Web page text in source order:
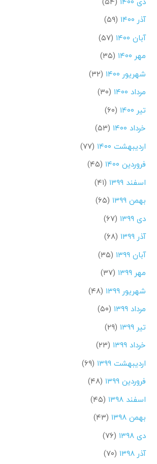
آذر ۱۴۰۰
(۵۹)
آبان ۱۴۰۰
(۵۷)
مهر ۱۴۰۰
(۳۵)
شهریور ۱۴۰۰
(۳۲)
مرداد ۱۴۰۰
(۳۰)
تیر ۱۴۰۰
(۶۰)
خرداد ۱۴۰۰
(۵۳)
اردیبهشت ۱۴۰۰
(۷۷)
فروردین ۱۴۰۰
(۴۵)
اسفند ۱۳۹۹
(۴۱)
بهمن ۱۳۹۹
(۶۵)
دی ۱۳۹۹
(۶۷)
آذر ۱۳۹۹
(۶۸)
آبان ۱۳۹۹
(۳۵)
مهر ۱۳۹۹
(۳۷)
شهریور ۱۳۹۹
(۴۸)
مرداد ۱۳۹۹
(۵۰)
تیر ۱۳۹۹
(۲۹)
خرداد ۱۳۹۹
(۲۳)
اردیبهشت ۱۳۹۹
(۶۹)
فروردین ۱۳۹۹
(۴۸)
اسفند ۱۳۹۸
(۴۵)
بهمن ۱۳۹۸
(۴۳)
دی ۱۳۹۸
(۷۶)
آذر ۱۳۹۸
(۷۰)